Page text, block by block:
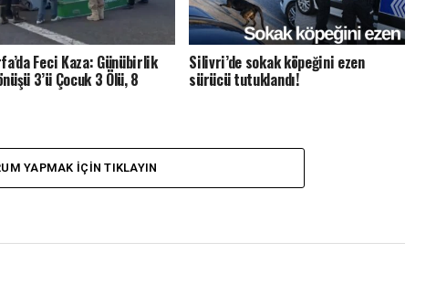
Feci Kaza: Günübirlik
3’ü Çocuk 3 Ölü, 8
Silivri’de sokak köpeğini ezen
sürücü tutuklandı!
YAPMAK IÇIN TIKLAYIN